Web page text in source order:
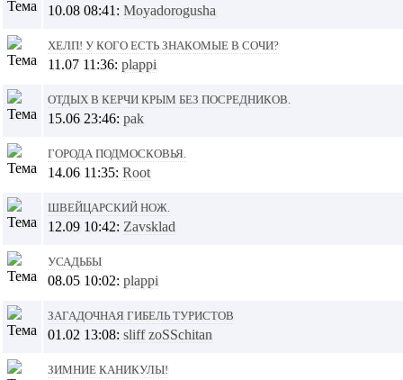
10.08 08:41: Moyadorogusha
ХЕЛП! У кого есть знакомые в СОЧИ?
11.07 11:36: plappi
Отдых в Керчи Крым без посредников.
15.06 23:46: pak
Города Подмосковья.
14.06 11:35: Root
Швейцарский нож.
12.09 10:42: Zavsklad
Усадьбы
08.05 10:02: plappi
Загадочная гибель туристов
01.02 13:08: sliff zoSSchitan
Зимние каникулы!